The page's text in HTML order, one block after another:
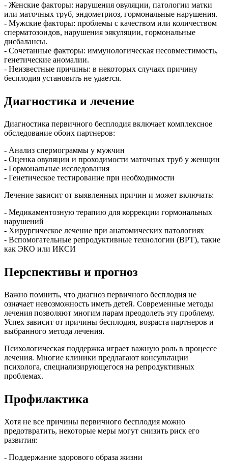
- Женские факторы: нарушения овуляции, патологии матки
или маточных труб, эндометриоз, гормональные нарушения.
- Мужские факторы: проблемы с качеством или количеством
сперматозоидов, нарушения эякуляции, гормональные
дисбалансы.
- Сочетанные факторы: иммунологическая несовместимость,
генетические аномалии.
- Неизвестные причины: в некоторых случаях причину
бесплодия установить не удается.
Диагностика и лечение
Диагностика первичного бесплодия включает комплексное
обследование обоих партнеров:
- Анализ спермограммы у мужчин
- Оценка овуляции и проходимости маточных труб у женщин
- Гормональные исследования
- Генетическое тестирование при необходимости
Лечение зависит от выявленных причин и может включать:
- Медикаментозную терапию для коррекции гормональных
нарушений
- Хирургическое лечение при анатомических патологиях
- Вспомогательные репродуктивные технологии (ВРТ), такие
как ЭКО или ИКСИ
Перспективы и прогноз
Важно помнить, что диагноз первичного бесплодия не
означает невозможность иметь детей. Современные методы
лечения позволяют многим парам преодолеть эту проблему.
Успех зависит от причины бесплодия, возраста партнеров и
выбранного метода лечения.
Психологическая поддержка играет важную роль в процессе
лечения. Многие клиники предлагают консультации
психолога, специализирующегося на репродуктивных
проблемах.
Профилактика
Хотя не все причины первичного бесплодия можно
предотвратить, некоторые меры могут снизить риск его
развития:
- Поддержание здорового образа жизни